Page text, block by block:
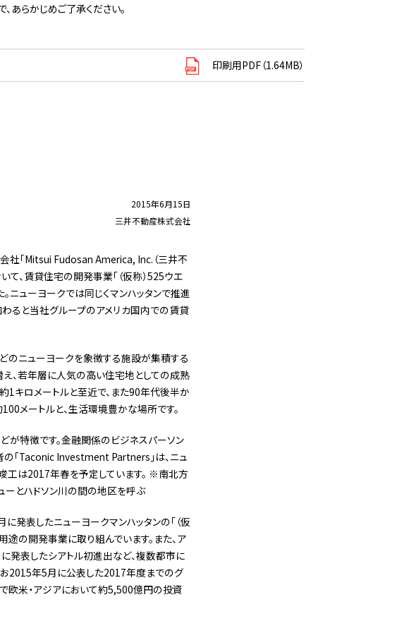
あらかじめご了承ください。
印刷用PDF（1.64MB）
2015年6月15日
三井不動産株式会社
社「Mitsui Fudosan America, Inc.（三井不
て、賃貸住宅の開発事業「（仮称）525ウエ
ニューヨークでは同じくマンハッタンで推進
わると当社グループのアメリカ国内での賃貸
のニューヨークを象徴する施設が集積する
、若年層に人気の高い住宅地としての成熟
1キロメートルと至近で、また90年代後半か
メートルと、生活環境豊かな場所です。
が特徴です。金融関係のビジネスパーソン
の「Taconic Investment Partners」は、ニュ
工は2017年春を予定しています。 ※南北方
ーとハドソン川の間の地区を呼ぶ
発表したニューヨークマンハッタンの「（仮
の開発事業に取り組んでいます。また、ア
に発表したシアトル初進出など、複数都市に
お2015年5月に公表した2017年度までのグ
欧米・アジアにおいて約5,500億円の投資